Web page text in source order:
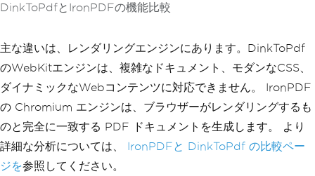
DinkToPdfとIronPDFの機能比較
主な違いは、レンダリングエンジンにあります。DinkToPdf
のWebKitエンジンは、複雑なドキュメント、モダンなCSS、
ダイナミックなWebコンテンツに対応できません。 IronPDF
の Chromium エンジンは、ブラウザーがレンダリングするも
のと完全に一致する PDF ドキュメントを生成します。 より
詳細な分析については、 IronPDFと DinkToPdf の比較ペー
ジを参照してください。